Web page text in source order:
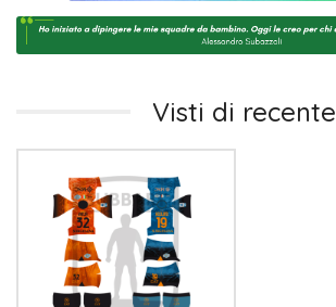
Visti di recente